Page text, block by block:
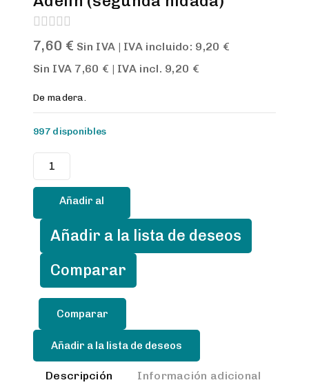
0
out
of
5
7,60 € Sin IVA | IVA incluido: 9,20 €
Sin IVA 7,60 € | IVA incl. 9,20 €
De madera.
997 disponibles
Adelin
(segunda
nidada)
Añadir al
carrito
Añadir a la lista de deseos
Comparar
Añadir a la lista de deseos
Descripción Información adicional